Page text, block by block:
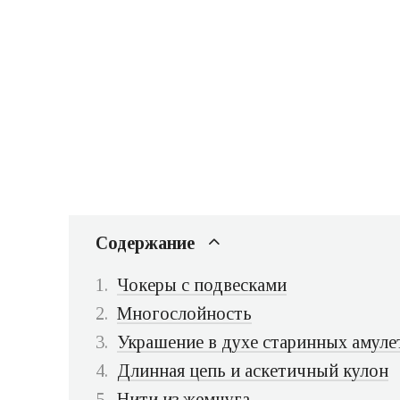
Содержание
Чокеры с подвесками
Многослойность
Украшение в духе старинных
Длинная цепь и аскетичный кулон